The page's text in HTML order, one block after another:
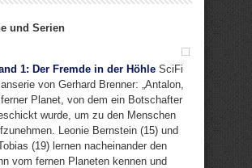
und Serien
1: Der Fremde in der Höhle SciFi
von Gerhard Brenner: „Antalon,
Planet, von dem ein Botschafter
wurde, um zu den Menschen
Leonie Bernstein (15) und
(19) lernen nacheinander den
vom fernen Planeten kennen und